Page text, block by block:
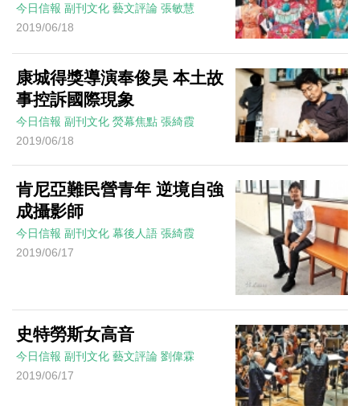
今日信報 副刊文化 藝文評論 張敏慧
2019/06/18
康城得獎導演奉俊昊 本土故
事控訴國際現象
今日信報 副刊文化 熒幕焦點 張綺霞
2019/06/18
肯尼亞難民營青年 逆境自強
成攝影師
今日信報 副刊文化 幕後人語 張綺霞
2019/06/17
史特勞斯女高音
今日信報 副刊文化 藝文評論 劉偉霖
2019/06/17